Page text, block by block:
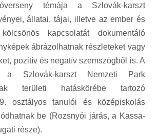
témája a Szlovák-karszt
állatai, tájai, illetve az ember és
kapcsolatát dokumentáló
ábrázolhatnak részleteket vagy
pozitív és negatív szemszögből is. A
a Szlovák-karszt Nemzeti Park
területi hatáskörébe tartozó
osztályos tanulói és középiskolás
be (Rozsnyói járás, a Kassa-
része).